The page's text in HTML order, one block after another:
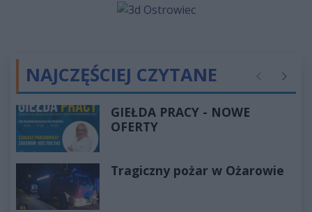
NAJCZĘŚCIEJ CZYTANE Poprzednie
GIEŁDA PRACY - NOWE
OFERTY
Tragiczny pożar w Ożarowie